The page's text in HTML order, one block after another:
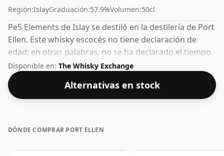
Región:IslayGraduación:57.9%Volumen:50cl
Pe5 Elements de Islay se destiló en la destilería de Port
Ellen. Este whisky escocés no tiene declaración de
edad; en otras palabras, no se ha declarado el tiempo
que el licor en la botella estuvo madurado. El tamaño
de la botella de este whisky con 57,9% ABV es
compacto de 50 cl.
Disponible en: The Whisky Exchange
Alternativas en stock
DÓNDE COMPRAR PORT ELLEN